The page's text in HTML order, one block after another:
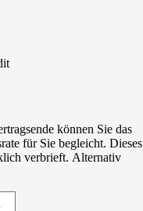
können Sie das
für Sie begleicht. Dieses
verbrieft. Alternativ